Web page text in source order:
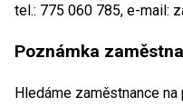
tel.: 775 060 785, e-mail:
Poznámka
Hledáme zaměstnance